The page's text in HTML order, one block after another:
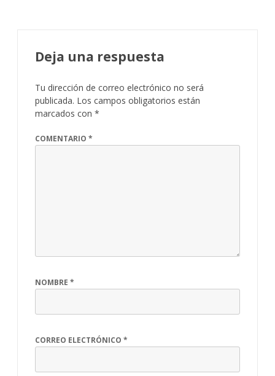
Deja una respuesta
Tu dirección de correo electrónico no será
publicada. Los campos obligatorios están
marcados con *
COMENTARIO *
NOMBRE *
CORREO ELECTRÓNICO *